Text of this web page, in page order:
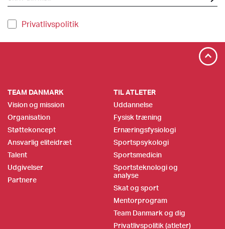
Privatlivspolitik
TEAM DANMARK
Vision og mission
Organisation
Støttekoncept
Ansvarlig eliteidræt
Talent
Udgivelser
Partnere
TIL ATLETER
Uddannelse
Fysisk træning
Ernæringsfysiologi
Sportspsykologi
Sportsmedicin
Sportsteknologi og
analyse
Skat og sport
Mentorprogram
Team Danmark og dig
Privatlivspolitik (atleter)